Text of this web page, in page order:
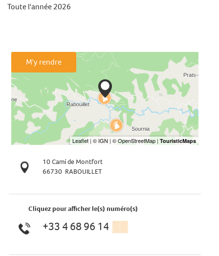
Toute l'année 2026
M'y rendre
10 Camí de Montfort
66730 RABOUILLET
Cliquez pour afficher le(s) numéro(s)
+33 4 68 96 14 ▒▒